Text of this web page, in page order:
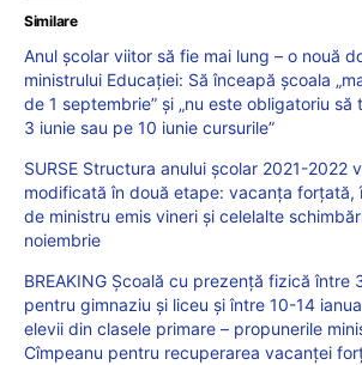
Similare
Anul școlar viitor să fie mai lung – o nouă
ministrului Educației: Să înceapă școala
de 1 septembrie” și „nu este obligatoriu să
3 iunie sau pe 10 iunie cursurile”
SURSE Structura anului școlar 2021-2022
modificată în două etape: vacanța forțată,
de ministru emis vineri și celelalte
noiembrie
BREAKING Școală cu prezență fizică între
pentru gimnaziu și liceu și între 10-14
elevii din clasele primare – propunerile
Cîmpeanu pentru recuperarea vacanței